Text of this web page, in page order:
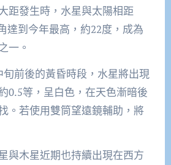
距發生時，水星與太陽相距
達到今年最高，約22度，成為
一。
前後的黃昏時段，水星將出現
0.5等，呈白色，在天色漸暗後
。若使用雙筒望遠鏡輔助，將
與木星近期也持續出現在西方